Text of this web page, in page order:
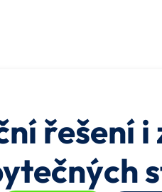
řešení i